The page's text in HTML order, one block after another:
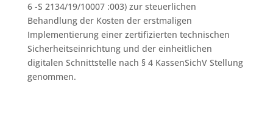
6 -S 2134/19/10007 :003) zur steuerlichen
Behandlung der Kosten der erstmaligen
Implementierung einer zertifizierten technischen
Sicherheitseinrichtung und der einheitlichen
digitalen Schnittstelle nach § 4 KassenSichV Stellung
genommen.